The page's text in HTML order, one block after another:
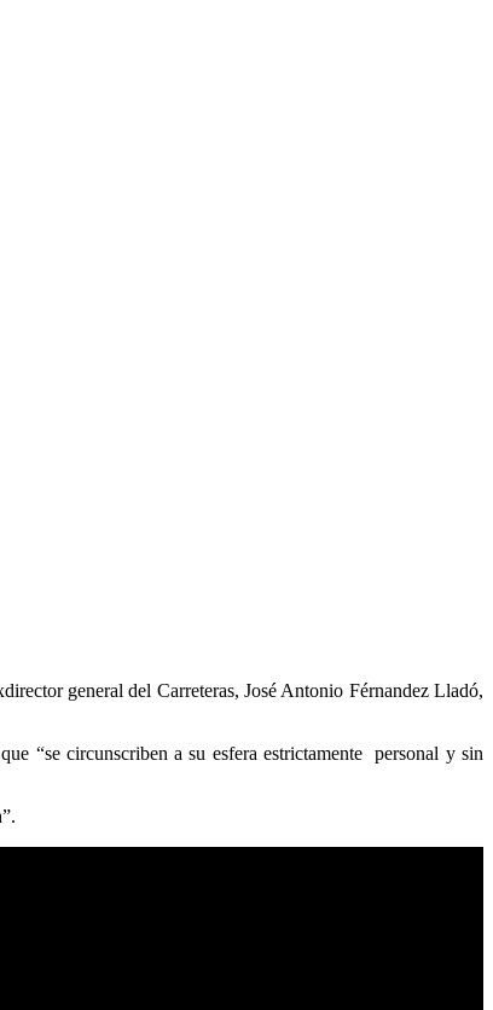
general del Carreteras, José Antonio Férnandez Lladó,
“se circunscriben a su esfera estrictamente personal y sin